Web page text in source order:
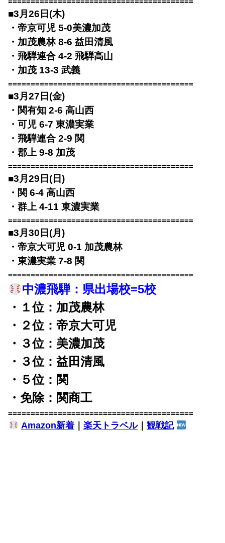
=========================================
■3月26日(木)
・帝京可児 5-0美濃加茂
・加茂農林 8-6 益田清風
・飛騨連合 4-2 飛騨高山
・加茂 13-3 武義
=========================================
■3月27日(金)
・関有知 2-6 高山西
・可児 6-7 東濃実業
・飛騨連合 2-9 関
・郡上 9-8 加茂
=========================================
■3月29日(日)
・関 6-4 高山西
・群上 4-11 東濃実業
=========================================
■3月30日(月)
・帝京大可児 0-1 加茂農林
・東濃実業 7-8 関
=========================================
中濃飛騨： 県出場校=5校
・１位：加茂農林
・２位：帝京大可児
・３位：美濃加茂
・３位：益田清風
・５位：関
・免除：関商工
=========================================
Amazon新着｜ 楽天トラベル｜ 観戦記